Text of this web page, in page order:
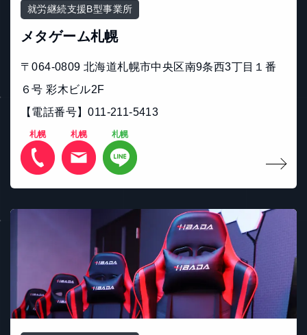
就労継続支援B型事業所
メタゲーム札幌
〒064-0809 北海道札幌市中央区南9条西3丁目１番
６号 彩木ビル2F
【電話番号】011-211-5413
札幌 札幌 札幌